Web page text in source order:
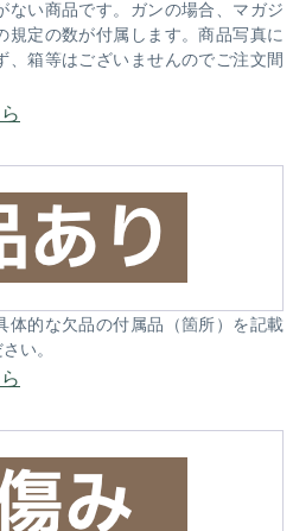
ない商品です。ガンの場合、マガジ
規定の数が付属します。商品写真に
、箱等はございませんのでご注文間
体的な欠品の付属品（箇所）を記載
い。